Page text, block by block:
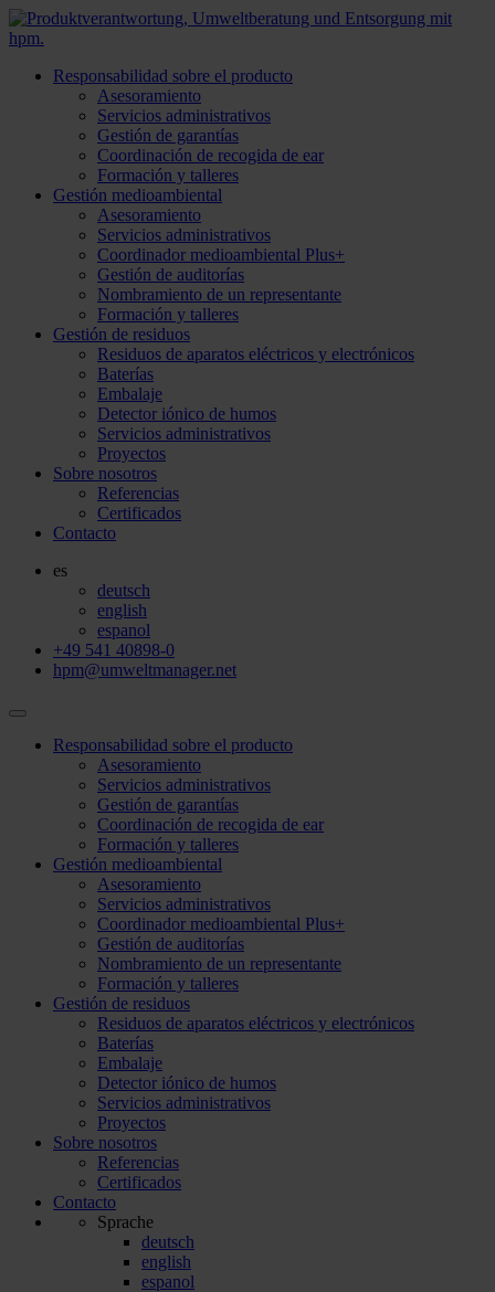
Responsabilidad sobre el producto
Asesoramiento
Servicios administrativos
Gestión de garantías
Coordinación de recogida de ear
Formación y talleres
Gestión medioambiental
Asesoramiento
Servicios administrativos
Coordinador medioambiental Plus+
Gestión de auditorías
Nombramiento de un representante
Formación y talleres
Gestión de residuos
Residuos de aparatos eléctricos y electrónicos
Baterías
Embalaje
Detector iónico de humos
Servicios administrativos
Proyectos
Sobre nosotros
Referencias
Certificados
Contacto
es
deutsch
english
espanol
+49 541 40898-0
hpm@umweltmanager.net
Responsabilidad sobre el producto
Asesoramiento
Servicios administrativos
Gestión de garantías
Coordinación de recogida de ear
Formación y talleres
Gestión medioambiental
Asesoramiento
Servicios administrativos
Coordinador medioambiental Plus+
Gestión de auditorías
Nombramiento de un representante
Formación y talleres
Gestión de residuos
Residuos de aparatos eléctricos y electrónicos
Baterías
Embalaje
Detector iónico de humos
Servicios administrativos
Proyectos
Sobre nosotros
Referencias
Certificados
Contacto
Sprache
deutsch
english
espanol